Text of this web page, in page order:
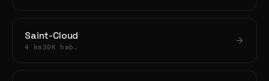
Saint-Cloud
4 km 30K hab.